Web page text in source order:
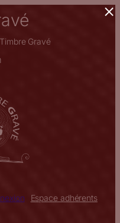
Gravé
Espace adhérents
×